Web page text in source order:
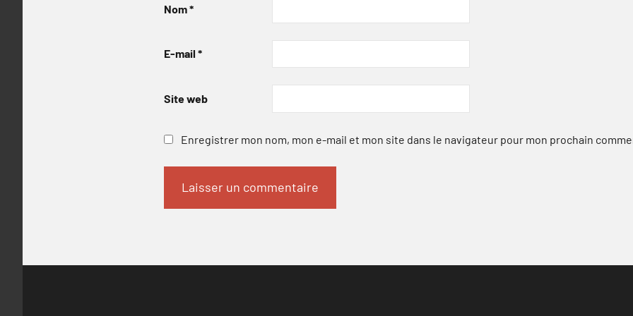
Nom*
E-mail *
Site web
Enregistrer mon nom, mon e-mail et mon site dans le navigateur pour mon prochain